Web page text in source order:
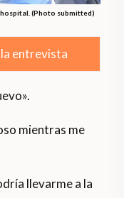
(Photo submitted)
la entrevista
mientras me
llevarme a la